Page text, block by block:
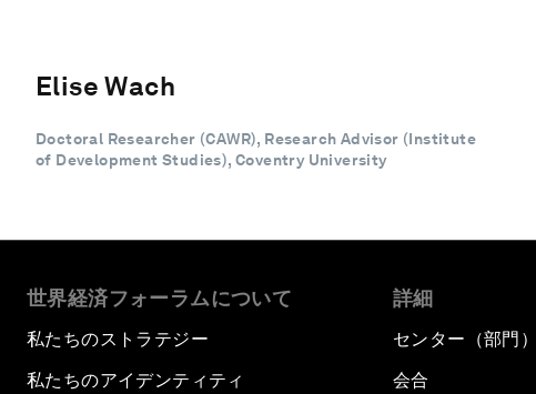
Elise Wach
Doctoral Researcher (CAWR), Research Advisor (Institute
of Development Studies), Coventry University
世界経済フォーラムについて
私たちのストラテジー
私たちのアイデンティティ
詳細
センター（部門）
会合